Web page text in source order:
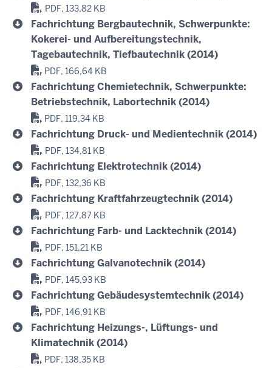
PDF, 133,82 KB
Fachrichtung Bergbautechnik, Schwerpunkte:
Kokerei- und Aufbereitungstechnik,
Tagebautechnik, Tiefbautechnik (2014)
PDF, 166,64 KB
Fachrichtung Chemietechnik, Schwerpunkte:
Betriebstechnik, Labortechnik (2014)
PDF, 119,34 KB
Fachrichtung Druck- und Medientechnik (2014)
PDF, 134,81 KB
Fachrichtung Elektrotechnik (2014)
PDF, 132,36 KB
Fachrichtung Kraftfahrzeugtechnik (2014)
PDF, 127,87 KB
Fachrichtung Farb- und Lacktechnik (2014)
PDF, 151,21 KB
Fachrichtung Galvanotechnik (2014)
PDF, 145,93 KB
Fachrichtung Gebäudesystemtechnik (2014)
PDF, 146,91 KB
Fachrichtung Heizungs-, Lüftungs- und
Klimatechnik (2014)
PDF, 138,35 KB